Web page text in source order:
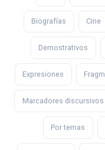
Biografías Cine
Demostrativos
Expresiones
Marcadores discursivos
Por temas